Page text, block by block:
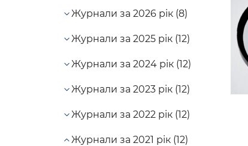
Журнали за 2026 рік (8)
Журнали за 2025 рік (12)
Журнали за 2024 рік (12)
Журнали за 2023 рік (12)
Журнали за 2022 рік (12)
Журнали за 2021 рік (12)